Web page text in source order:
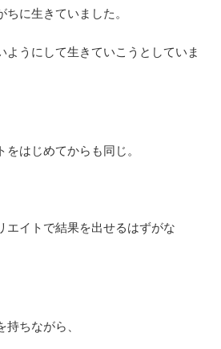
に生きていました。
ようにして生きていこうとしていま
はじめてからも同じ。
エイトで結果を出せるはずがな
ちながら、